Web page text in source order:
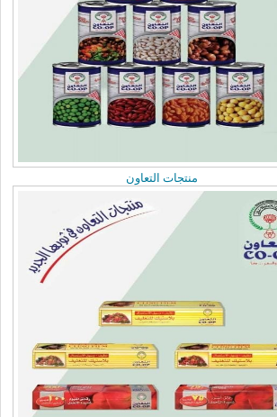
الكويتيين خلال الصيف بالتعاون مع «القوى
العاملة»
منتجات التعاون